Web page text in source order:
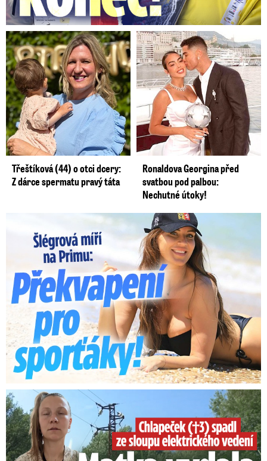
Třeštíková (44) o otci dcery:
Z dárce spermatu pravý táta
Ronaldova Georgina před
svatbou pod palbou:
Nechutné útoky!
Lucie Šlégrová míří na Primu. Překvapení pro sporťáky!
Smrtelný pád chlapce: Matka vydala vyjádření na 16 stran